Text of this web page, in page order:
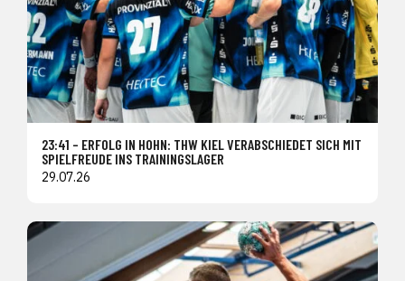
23:41 – ERFOLG IN HOHN: THW KIEL VERABSCHIEDET SICH MIT
SPIELFREUDE INS TRAININGSLAGER
29.07.26